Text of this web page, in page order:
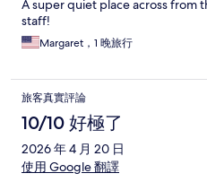
A super quiet place across from
staff!
Margaret，1 晚旅行
旅客真實評論
10/10 好極了
2026 年 4 月 20 日
使用 Google 翻譯